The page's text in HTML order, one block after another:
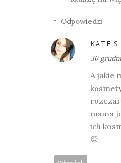
Odpowiedzi
KATE'S
30
A jakie
mama
ich
😊